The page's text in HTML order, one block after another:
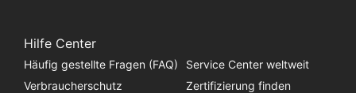
Hilfe Center
Häufig gestellte Fragen (FAQ)
Service Center weltweit
Verbraucherschutz
Zertifizierung finden